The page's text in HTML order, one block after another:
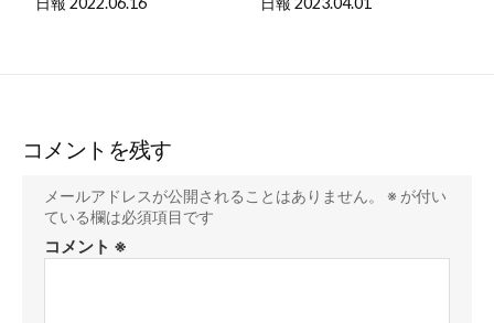
コメントを残す
メールアドレスが公開されることはありません。 ※ が付い
ている欄は必須項目です
コメント ※